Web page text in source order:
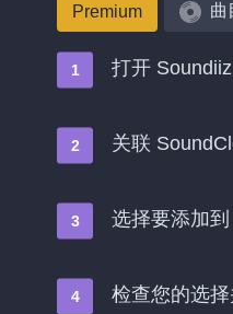
Premium 曲
打开
关联
选择要添加
检查您的选